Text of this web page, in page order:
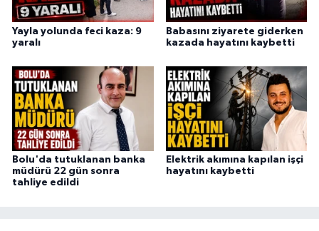
Yayla yolunda feci kaza: 9
yaralı
Babasını ziyarete giderken
kazada hayatını kaybetti
Bolu'da tutuklanan banka
müdürü 22 gün sonra
tahliye edildi
Elektrik akımına kapılan işçi
hayatını kaybetti